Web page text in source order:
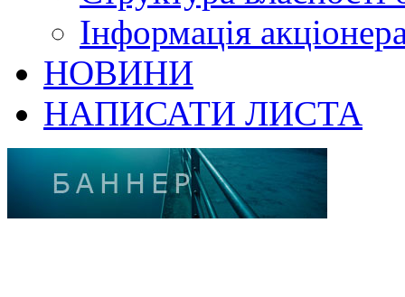
Інформація
НОВИНИ
НАПИСАТИ ЛИСТА